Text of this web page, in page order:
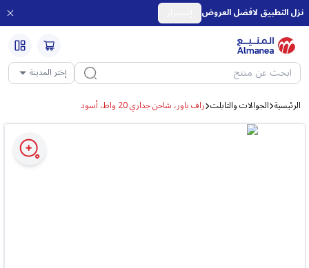
نزل التطبيق لافضل العروض
إختر المدينة
الرئيسية الجوالات والتابلت راف باور، شاحن جداري 20 واط، أسود